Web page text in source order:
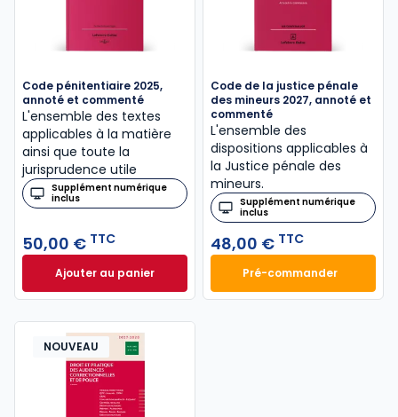
Code pénitentiaire 2025,
annoté et commenté
L'ensemble des textes
applicables à la matière
ainsi que toute la
jurisprudence utile
Supplément numérique
inclus
50,00 € TTC
Ajouter au panierCode pénitentiaire 2025, annoté et commenté à
Code de la justice pénale
des mineurs 2027, annoté et
commenté
L'ensemble des
dispositions applicables à
la Justice pénale des
mineurs.
Supplément numérique
inclus
48,00 € TTC
Pré-commander
Code de la
NOUVEAU